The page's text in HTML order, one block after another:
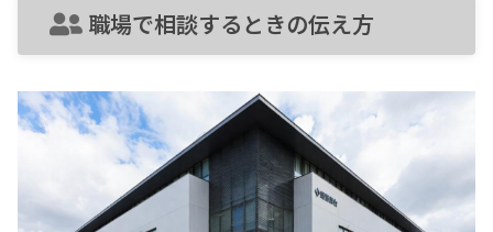
職場で相談するときの伝え方